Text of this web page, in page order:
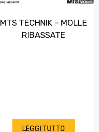
MTS TECHNIK – MOLLE
RIBASSATE
LEGGI TUTTO